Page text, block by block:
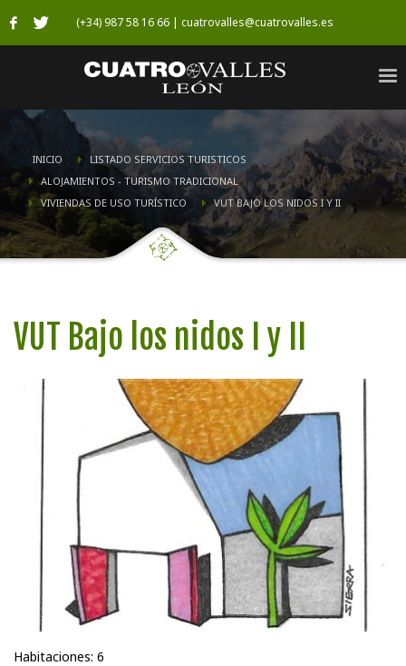
(+34) 987 58 16 66 | cuatrovalles@cuatrovalles.es
INICIO
LISTADO SERVICIOS TURISTICOS
ALOJAMIENTOS - TURISMO TRADICIONAL
VIVIENDAS DE USO TURÍSTICO
VUT BAJO LOS NIDOS I Y II
VUT Bajo los nidos I y II
Habitaciones: 6